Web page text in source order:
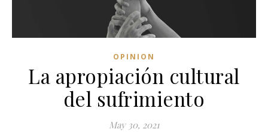
OPINION
La apropiación cultural
del sufrimiento
May 30, 2021